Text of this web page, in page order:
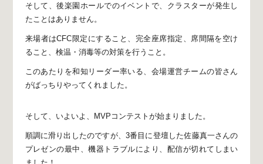
そして、後楽園ホールでのイベントで、 クラスターが発生し
たことはありません。
来場者はCFC限定にすること、 完全座席指定、席間隔を空け
ること、 検温・消毒等の対策を行うこと。
このあたりを和知リーダー率いる、 会場運営チームの皆さん
がばっちりやってくれました。
そして、いよいよ、 MVPコンテストが始まりました。
順調に滑り出したのですが、 3番目に登壇した佐藤真一さんの
プレゼンの最中、機器トラブルにより、配信が切れてしまい